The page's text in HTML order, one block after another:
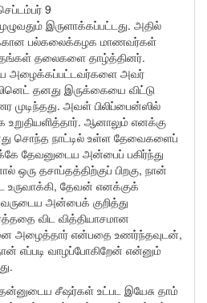
9
இருளாக்கப்பட்டது. அதில்
பல்கலைக்கழக மாணவர்கள்
தங்கள் தலைகளை தாழ்த்தினர்.
அழைக்கப்பட்டவர்களை அவர்
தனது இருக்கையை விட்டு
முடிந்தது. அவள் பிலிப்பைன்ஸில்
ஆனாலும் எனக்கு
சொந்த நாட்டில் உள்ள தேவைகளைப்
தேவனுடைய அன்பைப் பகிர்ந்து
தசாப்தத்திற்குப் பிறகு, நான்
உருவாக்கி, தேவன் எனக்குக்
அன்பைக் குறித்து
விட வித்தியாசமான
அழைத்தார் என்பதை உணர்ந்தவுடன்,
எப்படி வாழப்போகிறேன் என்னும்
சீஷர்கள் உட்பட இயேசு தாம்